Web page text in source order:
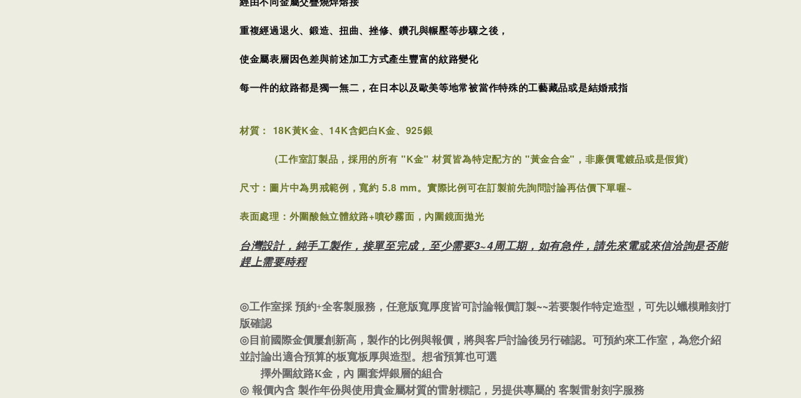
重複經過退火、鍛造、扭曲、挫修、鑽孔與輾壓等步驟之後，
使金屬表層因色差與前述加工方式產生豐富的紋路變化
每一件的紋路都是獨一無二，在日本以及歐美等地常被當作特殊的工藝藏品或是結婚戒指
材質： 18K黃K金、14K含鈀白K金、925銀
(工作室訂製品，採用的所有 "K金" 材質皆為特定配方的 "黃金合金"，非廉價電鍍品或是假貨)
尺寸：圖片中為男戒範例，寬約 5.8 mm。 實際比例可在訂製前先詢問討論再估價下單喔~
表面處理：外圍酸蝕立體紋路+噴砂霧面，內圍鏡面拋光
台灣設計，純手工製作，接單至完成，至少需要3~4周工期，如有急件，請先來電或來信洽詢是否能
趕上需要時程
◎工作室採 預約+全客製服務，任意版寬厚度皆可討論報價訂製~~若要製作特定造型，可先以蠟模雕刻打
版確認
◎ 目前國際金價屢創新高，製作的比例與報價，將與客戶討論後另行確認。可預約來工作室，為您介紹
並討論出適合預算的板寬板厚與造型。想省預算也可選
擇外圍紋路K金，內 圍套焊銀層的組合
◎ 報價內含 製作年份與使用貴金屬材質的雷射標記，另提供專屬的 客製雷射刻字服務